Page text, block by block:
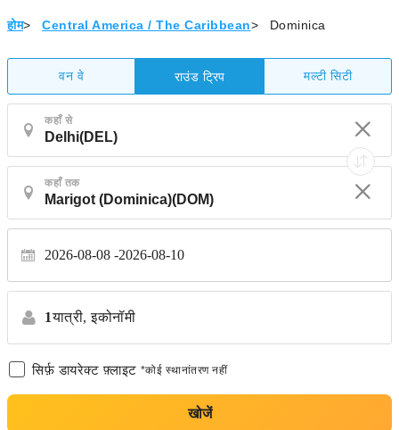
होम> Central America / The Caribbean> Dominica
वन वे राउंड ट्रिप मल्टी सिटी
कहाँ से
कहाँ तक
2026-08-08 2026-08-10
1यात्री, इकोनॉमी
सिर्फ़ डायरेक्ट फ़्लाइट *कोई स्थानांतरण नहीं
खोजें